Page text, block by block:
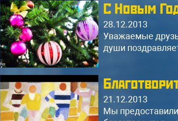
4 Активные колонки RCF ART
310A
Микшерный пульт Behringer /
Yamaha
Радиомикрофоны, комплект
коммутации, штативы
Оформить
С Новым
28.12.2013
Уважаемые
души
21.12.2013
Мы